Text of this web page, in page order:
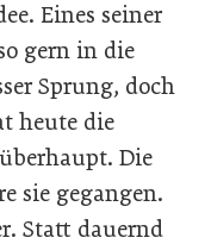
Eines seiner
gern in die
Sprung, doch
heute die
Die
sie gegangen.
Statt dauernd